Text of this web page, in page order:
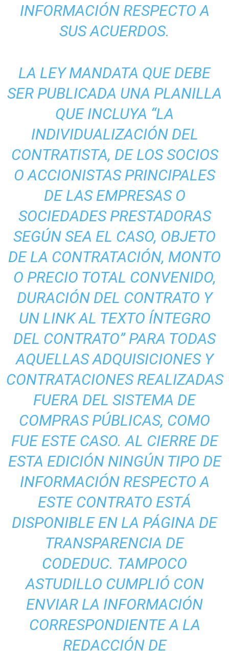
INFORMACIÓN RESPECTO A
SUS ACUERDOS.
LA LEY MANDATA QUE DEBE
SER PUBLICADA UNA PLANILLA
QUE INCLUYA “LA
INDIVIDUALIZACIÓN DEL
CONTRATISTA, DE LOS SOCIOS
O ACCIONISTAS PRINCIPALES
DE LAS EMPRESAS O
SOCIEDADES PRESTADORAS
SEGÚN SEA EL CASO, OBJETO
DE LA CONTRATACIÓN, MONTO
O PRECIO TOTAL CONVENIDO,
DURACIÓN DEL CONTRATO Y
UN LINK AL TEXTO ÍNTEGRO
DEL CONTRATO” PARA TODAS
AQUELLAS ADQUISICIONES Y
CONTRATACIONES REALIZADAS
FUERA DEL SISTEMA DE
COMPRAS PÚBLICAS, COMO
FUE ESTE CASO. AL CIERRE DE
ESTA EDICIÓN NINGÚN TIPO DE
INFORMACIÓN RESPECTO A
ESTE CONTRATO ESTÁ
DISPONIBLE EN LA PÁGINA DE
TRANSPARENCIA DE
CODEDUC. TAMPOCO
ASTUDILLO CUMPLIÓ CON
ENVIAR LA INFORMACIÓN
CORRESPONDIENTE A LA
REDACCIÓN DE